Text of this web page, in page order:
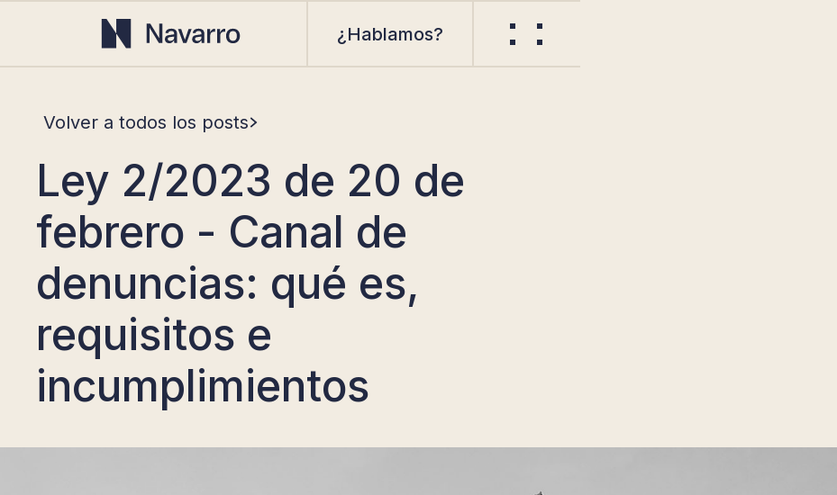
¿Hablamos?
Volver a todos los posts
Ley 2/2023 de 20 de
febrero - Canal de
denuncias: qué es,
requisitos e
incumplimientos